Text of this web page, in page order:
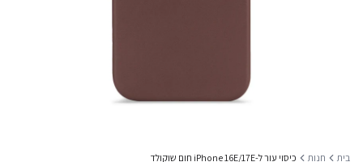
בית חנות כיסוי עור ל-iPhone 16E/17E חום שוקולד